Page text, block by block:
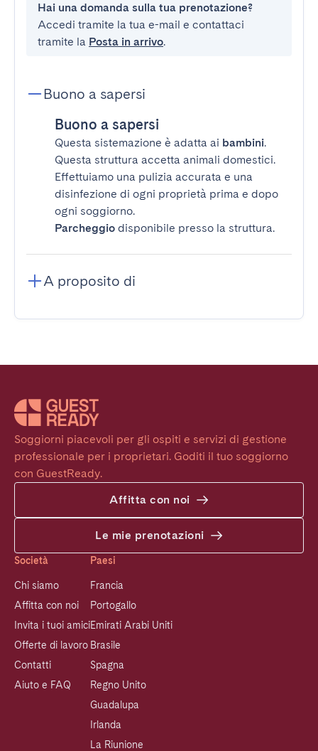
Hai una domanda sulla tua prenotazione?
Accedi tramite la tua e-mail e contattaci
tramite la Posta in arrivo.
Buono a sapersi
Buono a sapersi
Questa sistemazione è adatta ai bambini.
Questa struttura accetta animali domestici.
Effettuiamo una pulizia accurata e una
disinfezione di ogni proprietà prima e dopo
ogni soggiorno.
Parcheggio disponibile presso la struttura.
A proposito di
Soggiorni piacevoli per gli ospiti e servizi di gestione
professionale per i proprietari. Goditi il tuo soggiorno
con GuestReady.
Affitta con noi
Le mie prenotazioni
Società
Chi siamo
Affitta con noi
Invita i tuoi amici
Offerte di lavoro
Contatti
Aiuto e FAQ
Paesi
Francia
Portogallo
Emirati Arabi Uniti
Brasile
Spagna
Regno Unito
Guadalupa
Irlanda
La Riunione